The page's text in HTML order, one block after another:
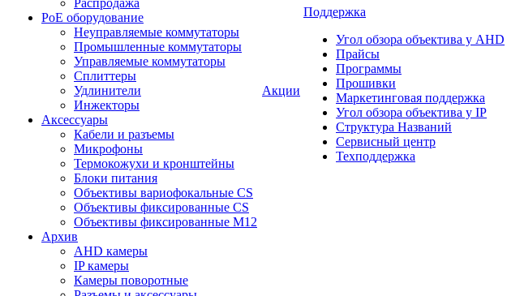
Распродажа
PoE оборудование
Неуправляемые коммутаторы
Промышленные коммутаторы
Управляемые коммутаторы
Сплиттеры
Удлинители
Инжекторы
Аксессуары
Кабели и разъемы
Микрофоны
Термокожухи и кронштейны
Блоки питания
Объективы вариофокальные CS
Объективы фиксированные CS
Объективы фиксированные М12
Архив
AHD камеры
IP камеры
Камеры поворотные
Акции
Поддержка
Угол обзора объектива у AHD
Прайсы
Программы
Прошивки
Маркетинговая поддержка
Угол обзора объектива у IP
Структура Названий
Сервисный центр
Техподдержка